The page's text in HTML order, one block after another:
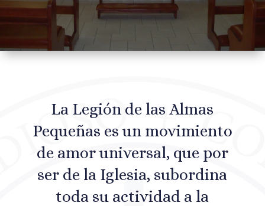
La Legión de las Almas
Pequeñas es un movimiento
de amor universal, que por
ser de la Iglesia, subordina
toda su actividad a la